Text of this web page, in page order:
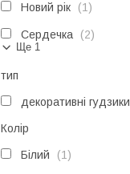
Новий рік 1
Сердечка 2
Ще 1
тип
декоративні гудзики
Колір
Білий 1